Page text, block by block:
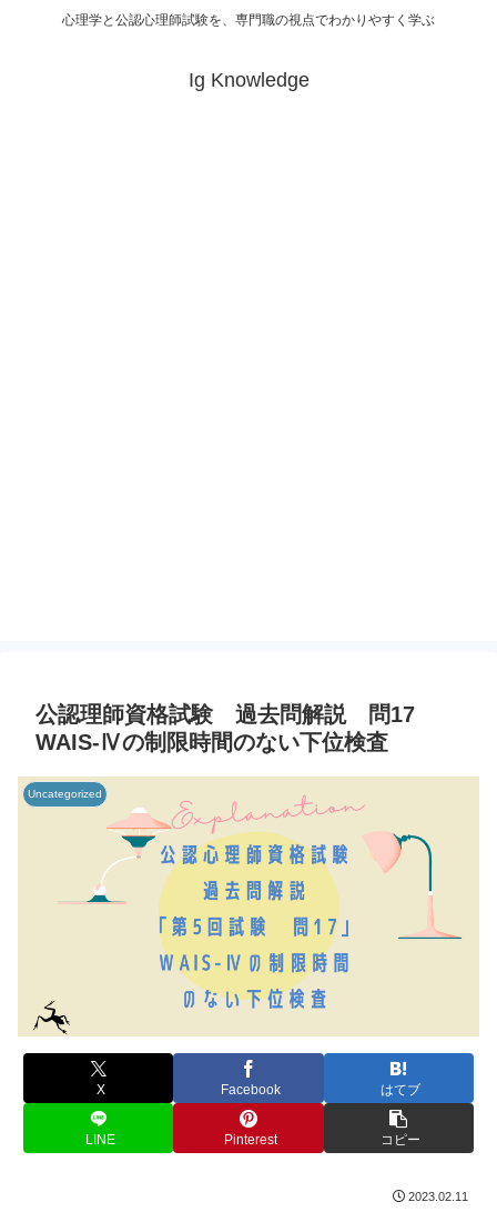
心理学と公認心理師試験を、専門職の視点でわかりやすく学ぶ
Ig Knowledge
公認理師資格試験 過去問解説 問17
WAIS-Ⅳの制限時間のない下位検査
Uncategorized
X Facebook はてブ
LINE Pinterest コピー
2023.02.11